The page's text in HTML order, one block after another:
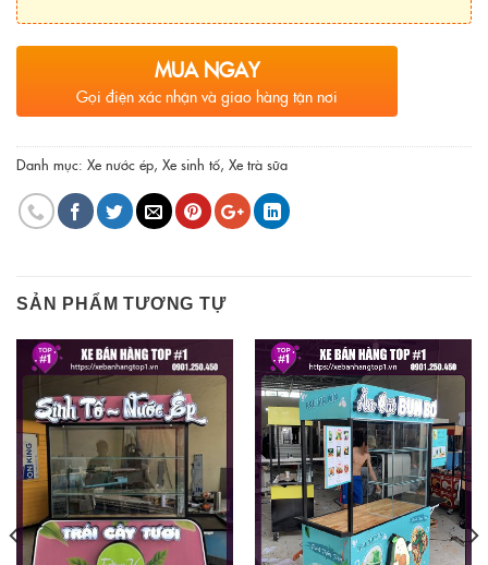
MUA NGAY
Gọi điện xác nhận và giao hàng tận nơi
Danh mục: Xe nước ép Xe sinh tố Xe trà sữa
SẢN PHẨM TƯƠNG TỰ